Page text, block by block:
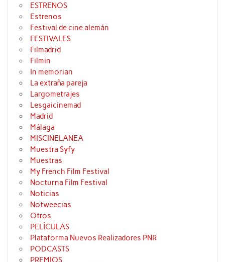
ESTRENOS
Estrenos
Festival de cine alemán
FESTIVALES
Filmadrid
Filmin
In memorian
La extraña pareja
Largometrajes
Lesgaicinemad
Madrid
Málaga
MISCINELANEA
Muestra Syfy
Muestras
My French Film Festival
Nocturna Film Festival
Noticias
Notweecias
Otros
PELÍCULAS
Plataforma Nuevos Realizadores PNR
PODCASTS
PREMIOS